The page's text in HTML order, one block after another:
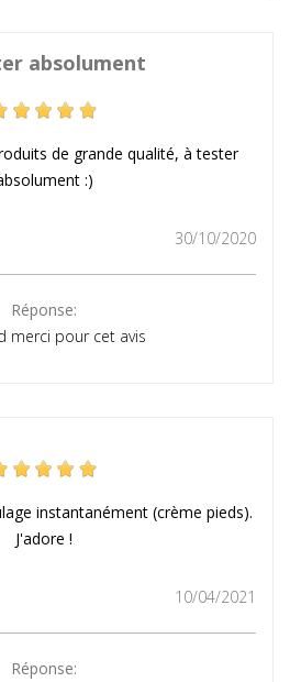
absolument
de grande qualité, à tester
:)
30/10/2020
Réponse:
merci pour cet avis
instantanément (crème pieds).
J'adore !
10/04/2021
Réponse: